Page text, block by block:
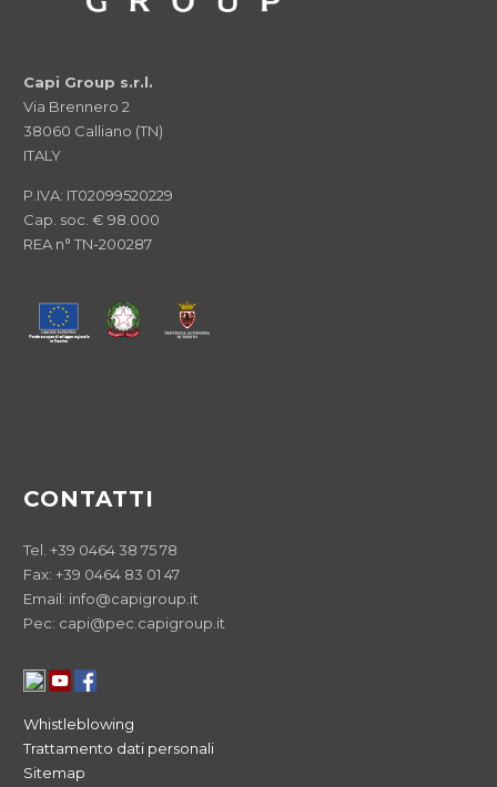
Capi Group s.r.l.
Via Brennero 2
38060 Calliano (TN)
ITALY
P.IVA: IT02099520229
Cap. soc. € 98.000
REA n° TN-200287
CONTATTI
Tel. +39 0464 38 75 78
Fax: +39 0464 83 01 47
Email: info@capigroup.it
Pec: capi@pec.capigroup.it
Whistleblowing
Trattamento dati personali
Sitemap